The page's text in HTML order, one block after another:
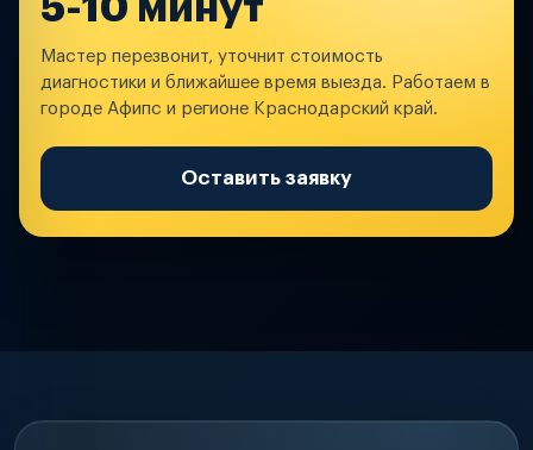
5-10 минут
Мастер перезвонит, уточнит стоимость
диагностики и ближайшее время выезда. Работаем в
городе Афипс и регионе Краснодарский край.
Оставить заявку